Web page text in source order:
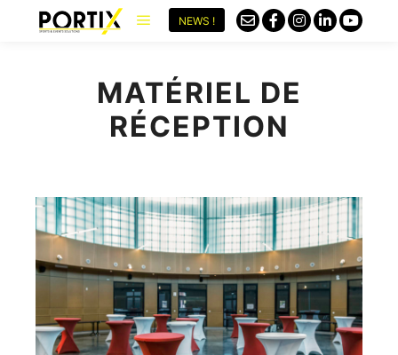
NEWS !
MATÉRIEL DE
RÉCEPTION